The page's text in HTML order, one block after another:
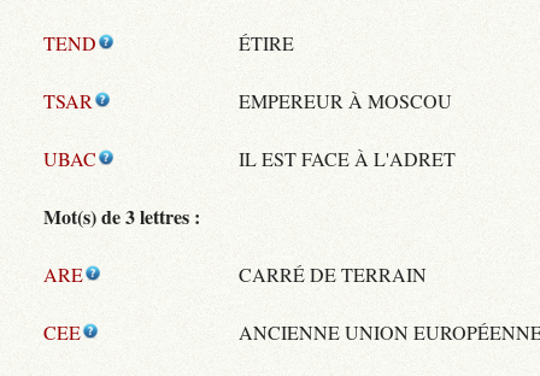
TEND ÉTIRE
TSAR EMPEREUR À MOSCOU
UBAC IL EST FACE À L'ADRET
Mot(s) de 3 lettres :
ARE CARRÉ DE TERRAIN
CEE ANCIENNE UNION